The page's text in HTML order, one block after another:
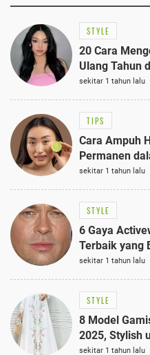
STYLE
20 Cara
Ulang Tahun
Anggun
sekitar 1 tahun lalu
TIPS
Cara Ampuh
Permanen
sekitar 1 tahun lalu
STYLE
6 Gaya
Terbaik yang
sekitar 1 tahun lalu
STYLE
8 Model
2025, Stylish
Semi-Formal
sekitar 1 tahun lalu